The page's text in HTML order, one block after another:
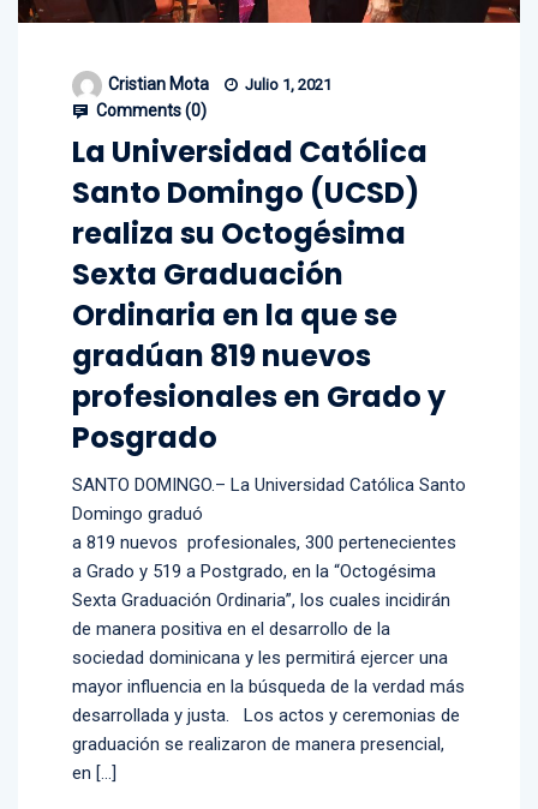
Cristian Mota Julio 1, 2021
Comments (0)
La Universidad Católica
Santo Domingo (UCSD)
realiza su Octogésima
Sexta Graduación
Ordinaria en la que se
gradúan 819 nuevos
profesionales en Grado y
Posgrado
SANTO DOMINGO.– La Universidad Católica Santo
Domingo graduó
a 819 nuevos profesionales, 300 pertenecientes
a Grado y 519 a Postgrado, en la “Octogésima
Sexta Graduación Ordinaria”, los cuales incidirán
de manera positiva en el desarrollo de la
sociedad dominicana y les permitirá ejercer una
mayor influencia en la búsqueda de la verdad más
desarrollada y justa. Los actos y ceremonias de
graduación se realizaron de manera presencial,
en […]